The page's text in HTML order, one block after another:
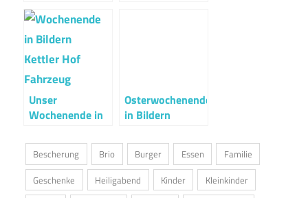
Unser
Wochenende in
18./19.08.2018
Osterwochenende
in Bildern
Bescherung Brio Burger Essen
Familie
Geschenke
Heiligabend Kinder
Kleinkinder